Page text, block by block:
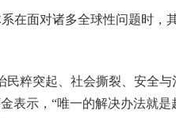
在面对诸多全球性问题时，
粹突起、社会撕裂、安全
表示，“唯一的解决办法就